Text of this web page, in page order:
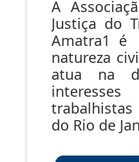
A
Justiça do
Amatra1
natureza
atua na
do Rio de